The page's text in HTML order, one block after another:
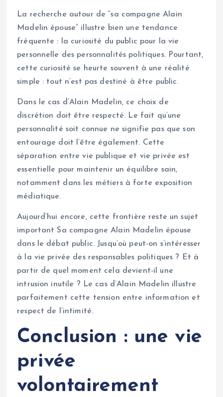
La recherche autour de “sa compagne Alain
Madelin épouse” illustre bien une tendance
fréquente : la curiosité du public pour la vie
personnelle des personnalités politiques. Pourtant,
cette curiosité se heurte souvent à une réalité
simple : tout n’est pas destiné à être public.
Dans le cas d’Alain Madelin, ce choix de
discrétion doit être respecté. Le fait qu’une
personnalité soit connue ne signifie pas que son
entourage doit l’être également. Cette
séparation entre vie publique et vie privée est
essentielle pour maintenir un équilibre sain,
notamment dans les métiers à forte exposition
médiatique.
Aujourd’hui encore, cette frontière reste un sujet
important Sa compagne Alain Madelin épouse
dans le débat public. Jusqu’où peut-on s’intéresser
à la vie privée des responsables politiques ? Et à
partir de quel moment cela devient-il une
intrusion inutile ? Le cas d’Alain Madelin illustre
parfaitement cette tension entre information et
respect de l’intimité.
Conclusion : une vie
privée
volontairement